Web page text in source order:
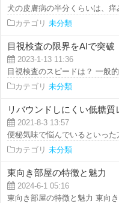
犬の皮膚病の半分くらいは、
カテゴリ 未分類
目視検査の限界をAIで突破
2023-1-13 11:36
目視検査のスピードは？ 一般
カテゴリ 未分類
リバウンドしにくい低糖質
2021-8-3 13:57
便秘気味で悩んでいるといっ
カテゴリ 未分類
東向き部屋の特徴と魅力
2024-6-1 05:16
東向き部屋の特徴と魅力 東向